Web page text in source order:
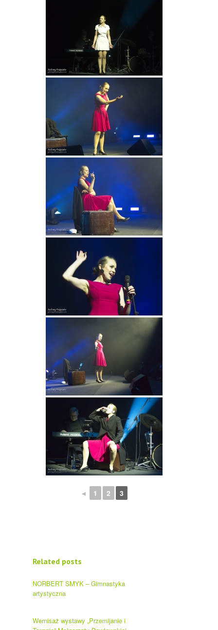
◄ 1 2 3
Related posts
NORBERT SMYK – Gimnastyka
artystyczna
Wernisaż wystawy „Przemijanie i